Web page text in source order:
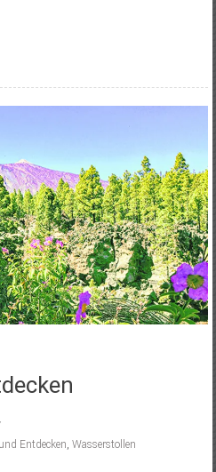
Entdecken, Wasserstollen